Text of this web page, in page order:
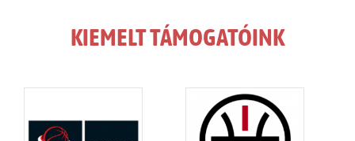
KIEMELT TÁMOGATÓINK